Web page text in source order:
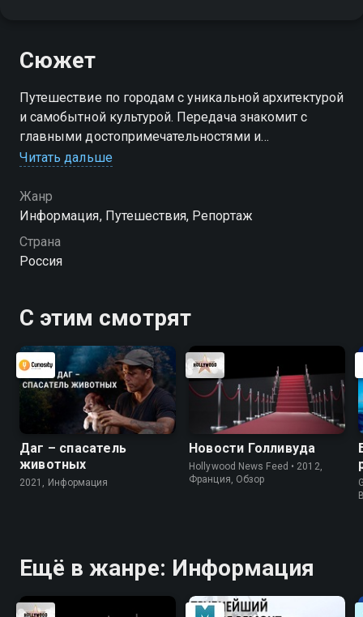
Сюжет
Путешествие по городам с уникальной архитектурой
и самобытной культурой. Передача знакомит с
главными достопримечательностями и
малоизвестными уголками, где каждая улица и
Посмотреть онлайн 1 сезон сериала Индия.
Вячеслав Юмабаев вы можете совершенно
бесплатно в хорошем HD качестве на Смотрёшке
Читать дальше
Жанр
Информация, Путешествия, Репортаж
Страна
Россия
С этим смотрят
Даг – спасатель
животных
2021, Информация
Новости Голливуда
Hollywood News Feed • 2012,
Франция, Обзор
Ещё в жанре: Информация